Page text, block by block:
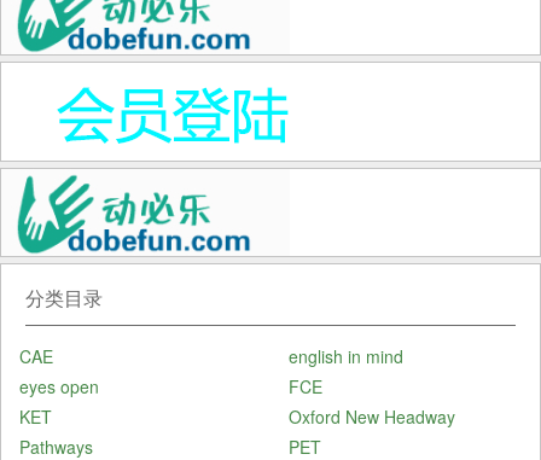
分类目录
CAE
english in mind
eyes open
FCE
KET
Oxford New Headway
Pathways
PET